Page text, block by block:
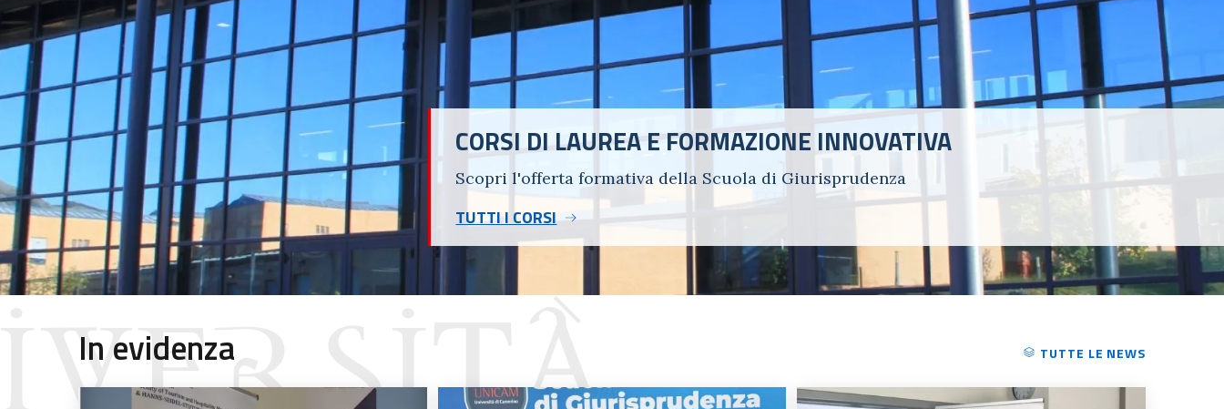
CORSI DI LAUREA E FORMAZIONE INNOVATIVA
Scopri l'offerta formativa della Scuola di Giurisprudenza
TUTTI I CORSI
In evidenza TUTTE LE NEWS